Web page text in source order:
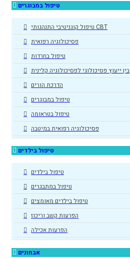
טיפול במבוגרים
טיפול קוגניטיבי התנהגותי CBT
פסיכולוגיה רפואית
טיפול בחרדות
בין ייעוץ פסיכולוגי לפסיכולוגיה קלינית
הדרכת הורים
טיפול במבוגרים
טיפול בטראומה
פסיכולוגיה רפואית במיטבה
טיפול בילדים
טיפול בילדים
טיפול במתבגרים
טיפול בילדים מאומצים
הפרעות קשב וריכוז
הפרעות אכילה
אבחונים